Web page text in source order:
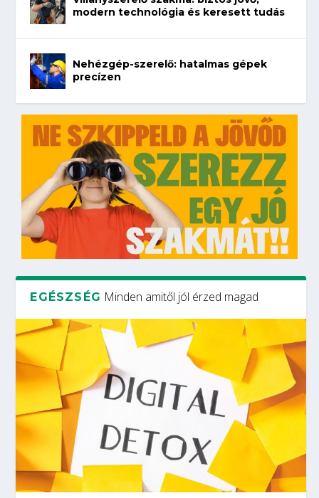
modern technológia és keresett tudás
Nehézgép-szerelő: hatalmas gépek
precízen
EGÉSZSÉG Minden amitől jól érzed magad